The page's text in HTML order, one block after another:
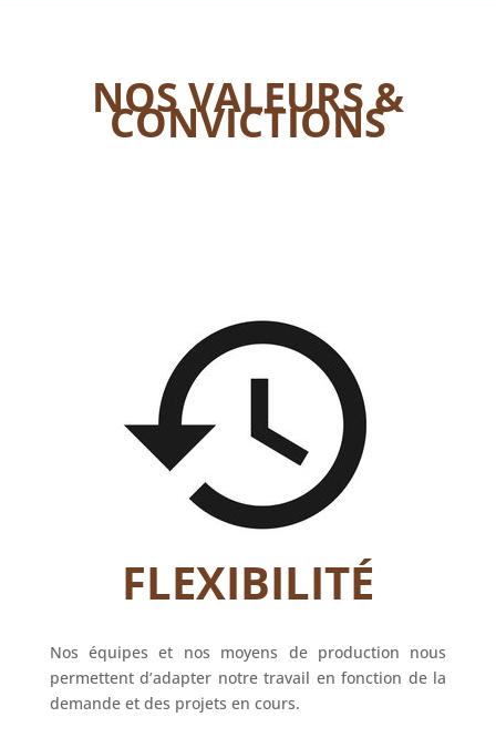
NOS VALEURS &
CONVICTIONS
FLEXIBILITÉ
Nos équipes et nos moyens de production nous
permettent d’adapter notre travail en fonction de la
demande et des projets en cours.